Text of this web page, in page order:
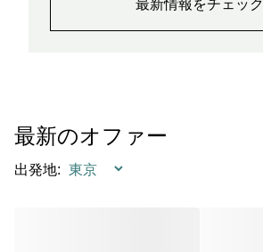
最新情報をチェック
最新のオファー
出発地: